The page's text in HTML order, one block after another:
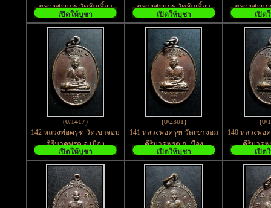
หลวงพ่อแกร วัดส้มเสี้ยว
อ.บรรพตพิสัย จ.นครสวรรค์
เปิดให้บูชา
หลวงพ่อแกร วัดส้มเสี้ยว
อ.บรรพตพิสัย จ.นครสวรรค์
เปิดให้บูชา
หลวงพ่อแก
อ.บรรพตพิสั
เปิด
(0/1417)
142 หลวงพ่อครุฑ วัดเขาจอม
คีรีนาคพรต อ.เมือง
จ.นครสวรรค์ สร้างปี 2539
เปิดให้บูชา
(0/2301)
141 หลวงพ่อครุฑ วัดเขาจอม
คีรีนาคพรต อ.เมือง
จ.นครสวรรค์ สร้างปี 2539
เปิดให้บูชา
(0/
140 หลวงพ่อ
คีรีนาคพ
จ.นครสวรร
เปิด